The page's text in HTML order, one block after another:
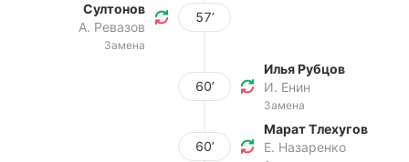
Султонов
А. Ревазов
Замена
57’
60’
Илья Рубцов
И. Енин
Замена
60’
Марат Тлехугов
Е. Назаренко